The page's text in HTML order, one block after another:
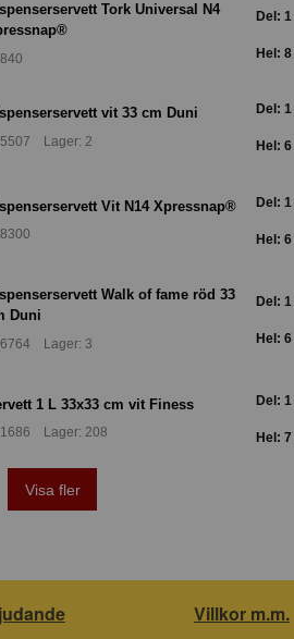
Tork Universal N4
Del:
Hel:
vit 33 cm Duni
Lager: 2
Del:
Hel:
Vit N14 Xpressnap® Del:
Hel:
Walk of fame röd 33
Duni
Lager: 3
Del:
Hel:
1 L 33x33 cm vit Finess
Lager: 208
Del:
Hel:
Visa fler
Villkor m.m.